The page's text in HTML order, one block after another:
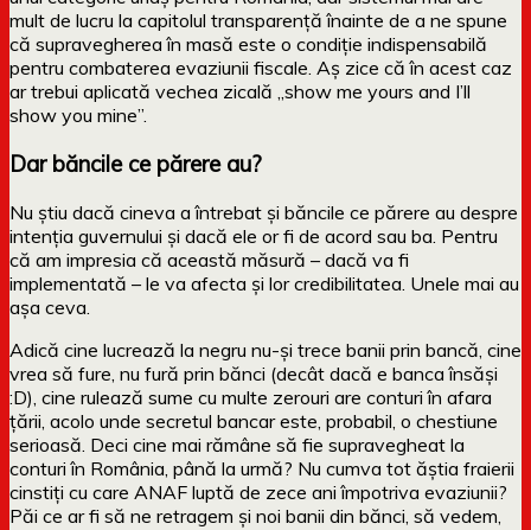
mult de lucru la capitolul transparență înainte de a ne spune
că supravegherea în masă este o condiție indispensabilă
pentru combaterea evaziunii fiscale. Aș zice că în acest caz
ar trebui aplicată vechea zicală „show me yours and I’ll
show you mine”.
Dar băncile ce părere au?
Nu știu dacă cineva a întrebat și băncile ce părere au despre
intenția guvernului și dacă ele or fi de acord sau ba. Pentru
că am impresia că această măsură – dacă va fi
implementată – le va afecta și lor credibilitatea. Unele mai au
așa ceva.
Adică cine lucrează la negru nu-și trece banii prin bancă, cine
vrea să fure, nu fură prin bănci (decât dacă e banca însăși
:D), cine rulează sume cu multe zerouri are conturi în afara
țării, acolo unde secretul bancar este, probabil, o chestiune
serioasă. Deci cine mai rămâne să fie supravegheat la
conturi în România, până la urmă? Nu cumva tot ăștia fraierii
cinstiți cu care ANAF luptă de zece ani împotriva evaziunii?
Păi ce ar fi să ne retragem și noi banii din bănci, să vedem,